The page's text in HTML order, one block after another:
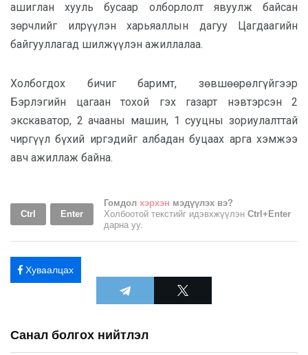
ашиглан хууль бусаар олборлолт явуулж байсан
зөрчлийг илрүүлэн харьяаллын дагуу Цагдаагийн
байгууллагад шилжүүлэн ажиллалаа.
Холбогдох бичиг баримт, зөвшөөрөлгүйгээр
Бэрлэгийн цагаан тохой гэх газарт нэвтэрсэн 2
экскаватор, 2 ачааны машин, 1 сууцны зориулалттай
чиргүүл бүхий иргэдийг албадан буцаах арга хэмжээ
авч ажиллаж байна.
Ctrl Enter
Гомдол хэрхэн мэдүүлэх вэ?
Холбоотой текстийг идэвхжүүлэн Ctrl+Enter
дарна уу.
Хуваалцах
Санал болгох нийтлэл